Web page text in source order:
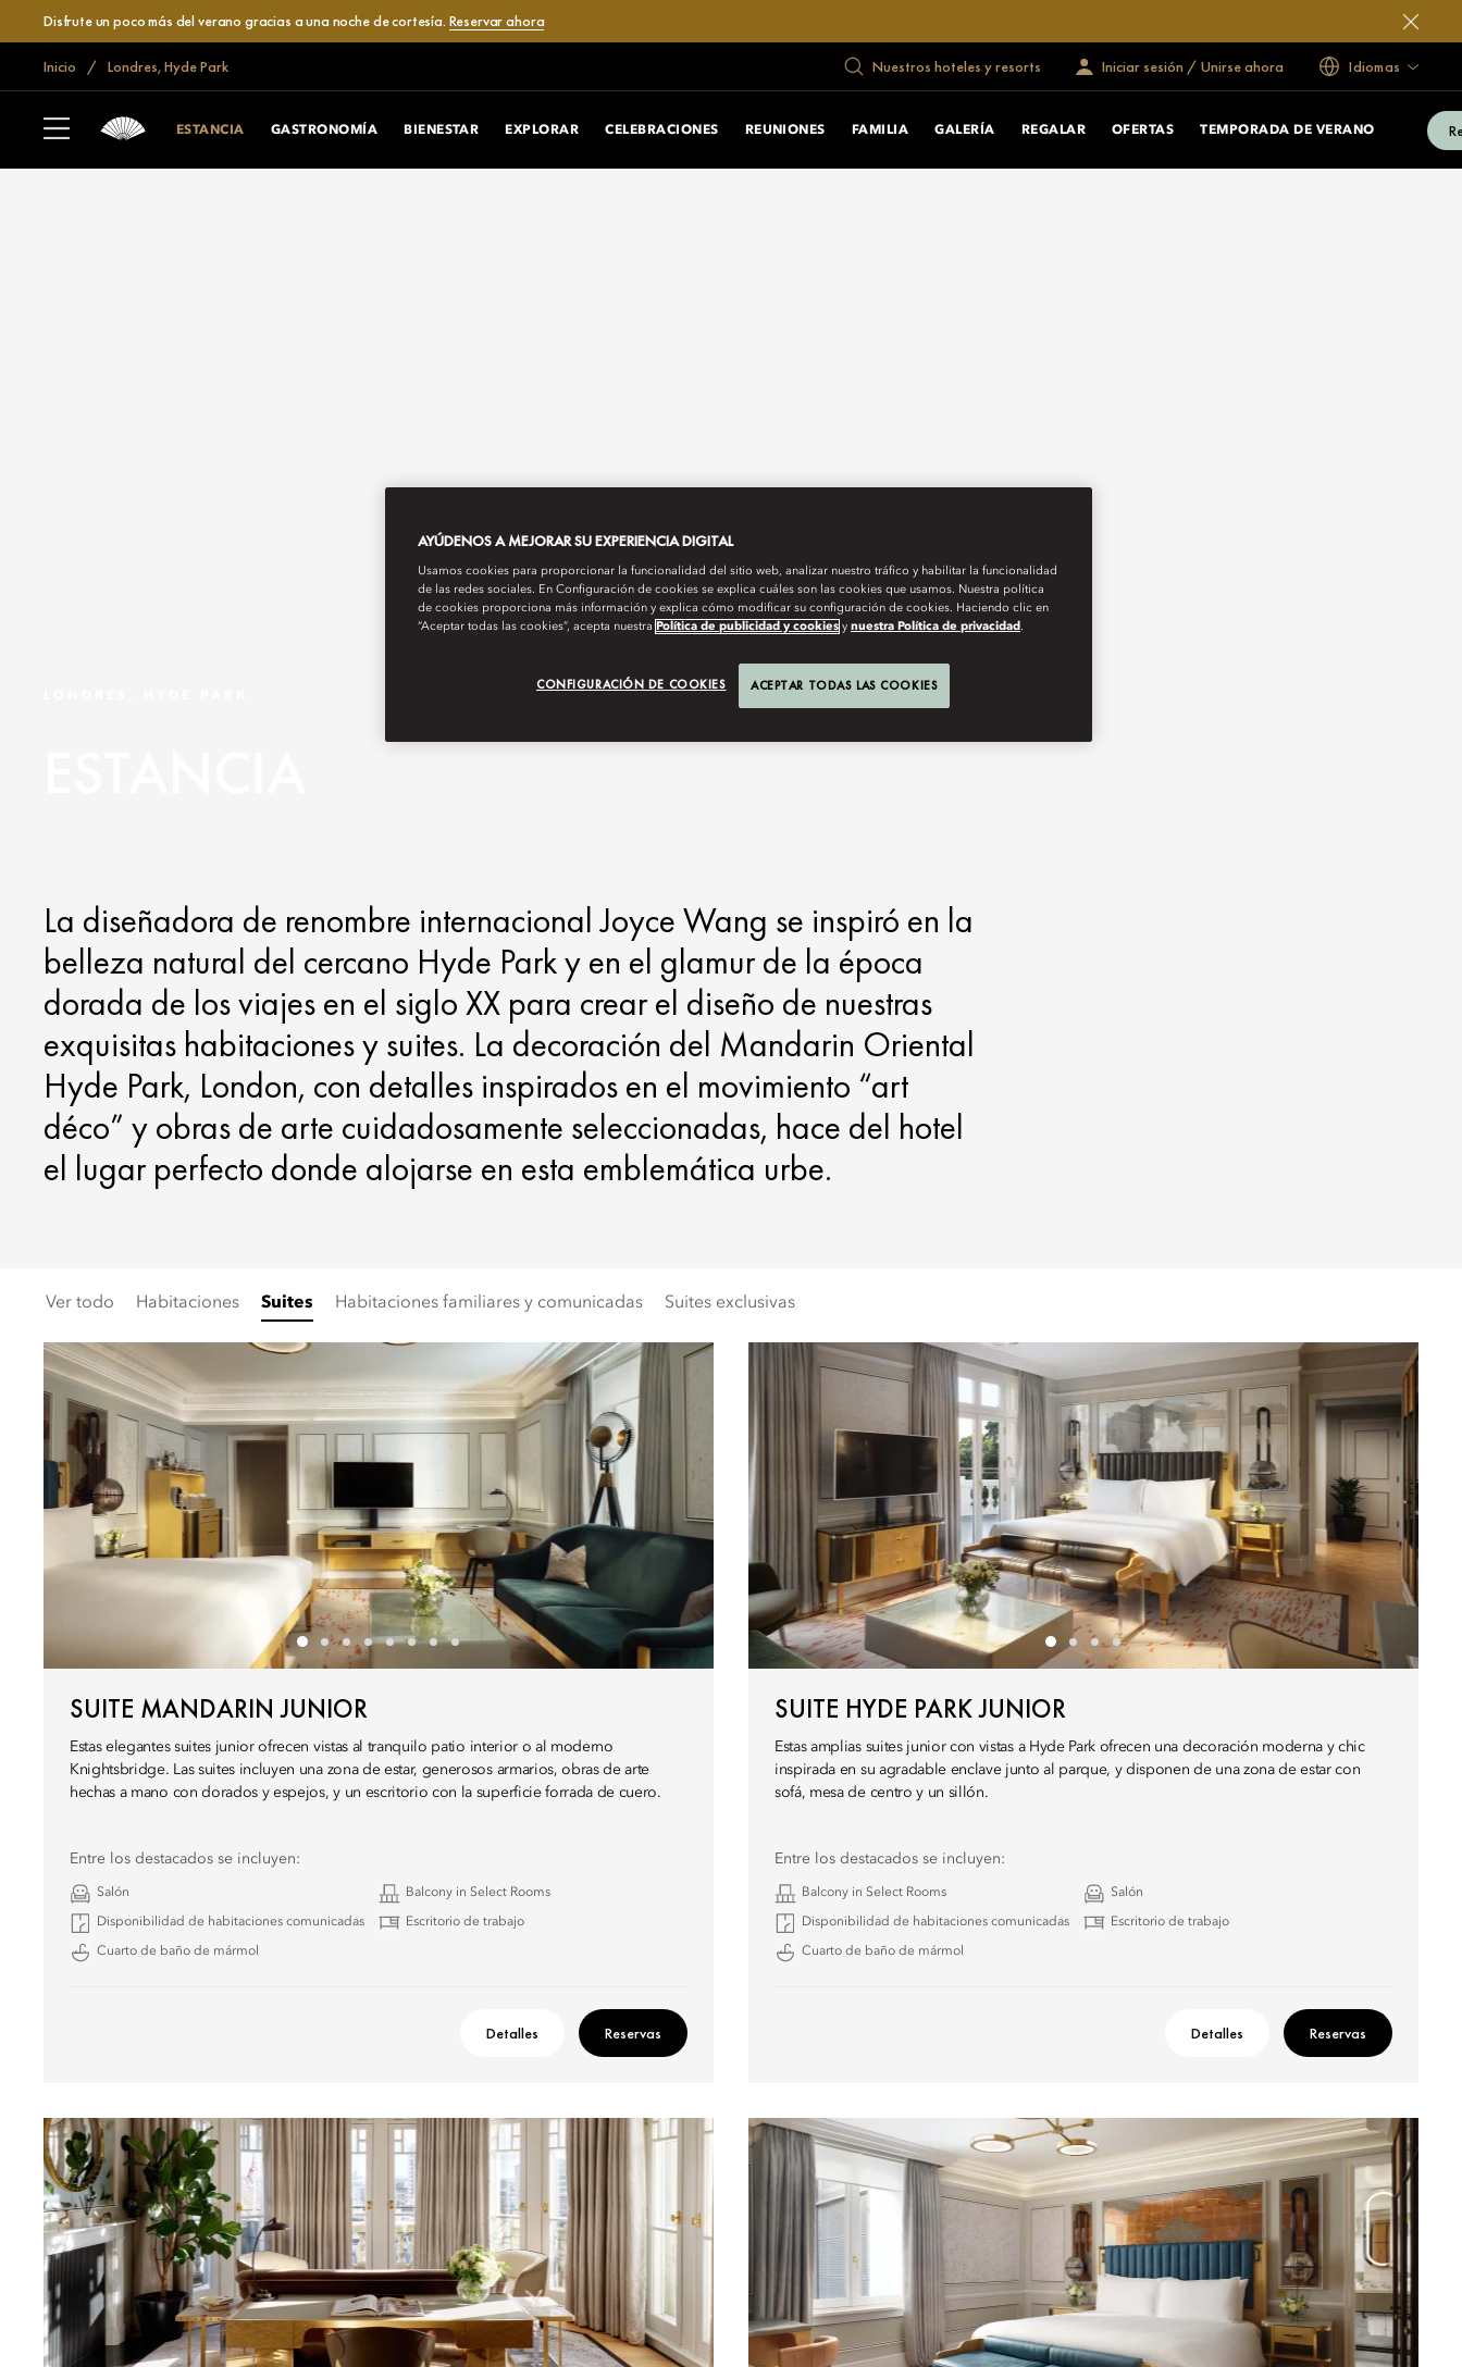
Disfrute un poco más del verano gracias a una noche de cortesía. Reservar ahora
Inicio Londres, Hyde Park Nuestros hoteles y resorts Iniciar sesión / Unirse ahora Idiomas
ESTANCIA GASTRONOMÍA BIENESTAR EXPLORAR CELEBRACIONES REUNIONES FAMILIA GALERÍA REGALAR OFERTAS TEMPORADA DE VERANO
La diseñadora de renombre internacional Joyce Wang se inspiró en la
belleza natural del cercano Hyde Park y en el glamur de la época
dorada de los viajes en el siglo XX para crear el diseño de nuestras
exquisitas habitaciones y suites. La decoración del Mandarin Oriental
Hyde Park, London, con detalles inspirados en el movimiento “art
déco” y obras de arte cuidadosamente seleccionadas, hace del hotel
el lugar perfecto donde alojarse en esta emblemática urbe.
Ver todo Habitaciones Suites Habitaciones familiares y comunicadas Suites exclusivas
SUITE MANDARIN JUNIOR
Estas elegantes suites junior ofrecen vistas al tranquilo patio interior o al moderno
Knightsbridge. Las suites incluyen una zona de estar, generosos armarios, obras de arte
hechas a mano con dorados y espejos, y un escritorio con la superficie forrada de cuero.
Entre los destacados se incluyen:
Salón Balcony in Select Rooms
Disponibilidad de habitaciones comunicadas Escritorio de trabajo
Cuarto de baño de mármol
Detalles Reservas
SUITE HYDE PARK JUNIOR
Estas amplias suites junior con vistas a Hyde Park ofrecen una decoración moderna y chic
inspirada en su agradable enclave junto al parque, y disponen de una zona de estar con
sofá, mesa de centro y un sillón.
Entre los destacados se incluyen:
Balcony in Select Rooms Salón
Disponibilidad de habitaciones comunicadas Escritorio de trabajo
Cuarto de baño de mármol
Detalles Reservas
AYÚDENOS A MEJORAR SU EXPERIENCIA DIGITAL
Usamos cookies para proporcionar la funcionalidad del sitio web, analizar nuestro tráfico y habilitar la funcionalidad
de las redes sociales. En Configuración de cookies se explica cuáles son las cookies que usamos. Nuestra política
de cookies proporciona más información y explica cómo modificar su configuración de cookies. Haciendo clic en
“Aceptar todas las cookies”, acepta nuestra Política de publicidad y cookies y nuestra Política de privacidad .
CONFIGURACIÓN DE COOKIES ACEPTAR TODAS LAS COOKIES